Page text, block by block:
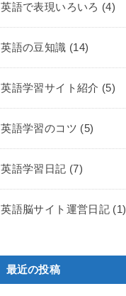
英語で表現いろいろ (4)
英語の豆知識 (14)
英語学習サイト紹介 (5)
英語学習のコツ (5)
英語学習日記 (7)
英語脳サイト運営日記 (1)
最近の投稿